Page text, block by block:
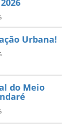
Selo
e
apoio ao
para
do